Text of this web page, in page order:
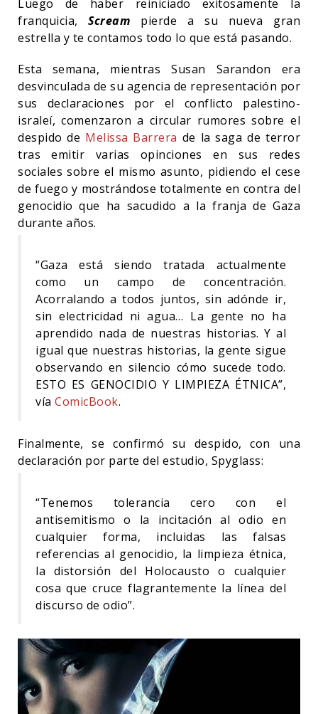
Luego de haber reiniciado exitosamente la
franquicia,Scream pierde a su nueva gran
estrella y te contamos todo lo que está pasando.
Esta semana, mientras Susan Sarandon era
desvinculada de su agencia de representación por
sus declaraciones por el conflicto palestino-
israleí, comenzaron a circular rumores sobre el
despido de Melissa Barrera de la saga de terror
tras emitir varias opinciones en sus redes
sociales sobre el mismo asunto, pidiendo el cese
de fuego y mostrándose totalmente en contra del
genocidio que ha sacudido a la franja de Gaza
durante años.
“Gaza está siendo tratada actualmente
como un campo de concentración.
Acorralando a todos juntos, sin adónde ir,
sin electricidad ni agua… La gente no ha
aprendido nada de nuestras historias. Y al
igual que nuestras historias, la gente sigue
observando en silencio cómo sucede todo.
ESTO ES GENOCIDIO Y LIMPIEZA ÉTNICA”,
vía ComicBook.
Finalmente, se confirmó su despido, con una
declaración por parte del estudio, Spyglass:
“Tenemos tolerancia cero con el
antisemitismo o la incitación al odio en
cualquier forma, incluidas las falsas
referencias al genocidio, la limpieza étnica,
la distorsión del Holocausto o cualquier
cosa que cruce flagrantemente la línea del
discurso de odio”.